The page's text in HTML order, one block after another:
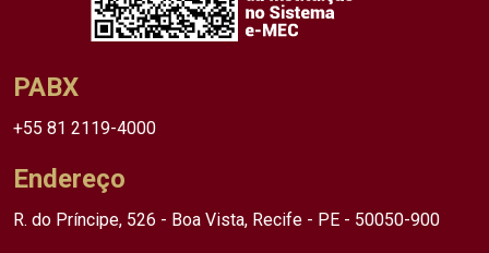
PABX
+55 81 2119-4000
Endereço
R. do Príncipe, 526 - Boa Vista, Recife - PE - 50050-900